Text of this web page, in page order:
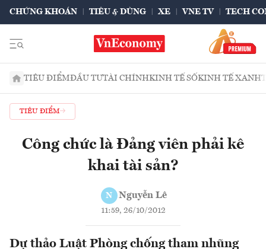
CHỨNG KHOÁN TIÊU & DÙNG XE VNE TV TECH
TIÊU ĐIỂMĐẦU TƯTÀI CHÍNHKINH TẾ SỐKINH TẾ XANH
TIÊU ĐIỂM
Công chức là Đảng viên phải kê
khai tài sản?
N Nguyễn Lê
11:59, 26/10/2012
Dự thảo Luật Phòng chống tham nhũng